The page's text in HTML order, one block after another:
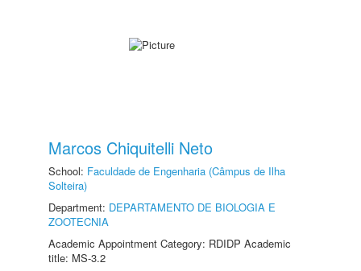
Marcos Chiquitelli Neto
School: Faculdade de Engenharia (Câmpus de Ilha
Solteira)
Department: DEPARTAMENTO DE BIOLOGIA E
ZOOTECNIA
Academic Appointment Category: RDIDP Academic
title: MS-3.2